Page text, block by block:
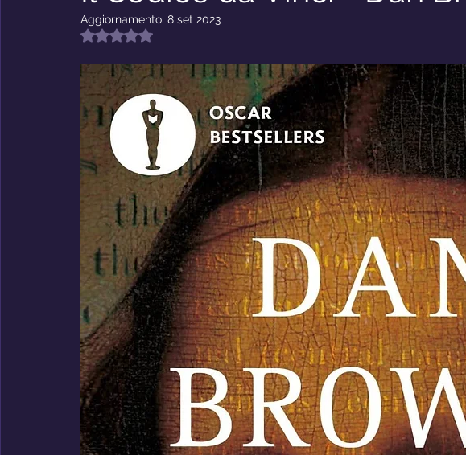
Riflessioni Premio Nabokov
Aggiornamento: 8 set 2023
Valutazione NaN stelle su 5.